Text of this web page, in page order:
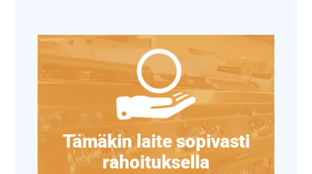
Tämäkin laite sopivasti
rahoituksella